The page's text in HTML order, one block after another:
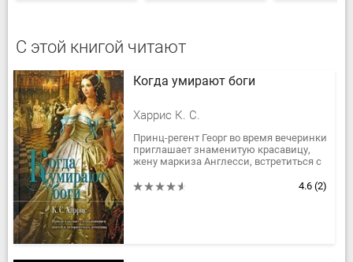
С этой книгой читают
Когда умирают боги
Харрис К. С.
Принц-регент Георг во время вечеринки
приглашает знаменитую красавицу,
жену маркиза Англесси, встретиться с
прекрасную Генерву находят мертвой...
4.6 (2)